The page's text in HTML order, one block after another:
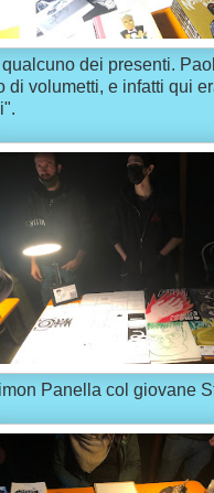
dei presenti.
di volumetti, e infatti qui
Panella col giovane